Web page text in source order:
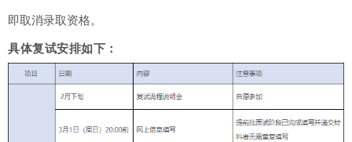
即取消录取资格。
具体复试安排如下：